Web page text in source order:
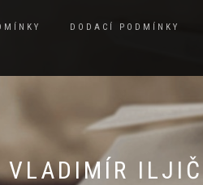
DODACÍ PODMÍNKY
VLADIMÍR